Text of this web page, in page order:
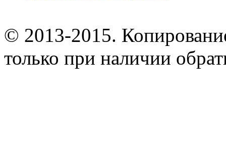
© 2013-2015.
только при наличии